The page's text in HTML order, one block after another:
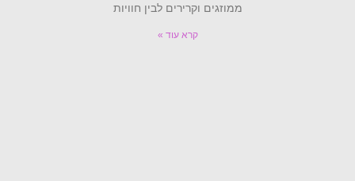
ממוזגים וקרירים לבין חוויות
קרא עוד »